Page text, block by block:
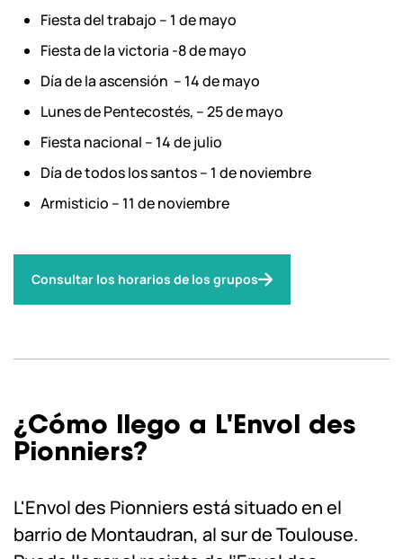
Fiesta del trabajo – 1 de mayo
Fiesta de la victoria -8 de mayo
Día de la ascensión – 14 de mayo
Lunes de Pentecostés, – 25 de mayo
Fiesta nacional – 14 de julio
Día de todos los santos – 1 de noviembre
Armisticio – 11 de noviembre
Consultar los horarios de los grupos
¿Cómo llego a L'Envol des
Pionniers?
L'Envol des Pionniers está situado en el
barrio de Montaudran, al sur de Toulouse.